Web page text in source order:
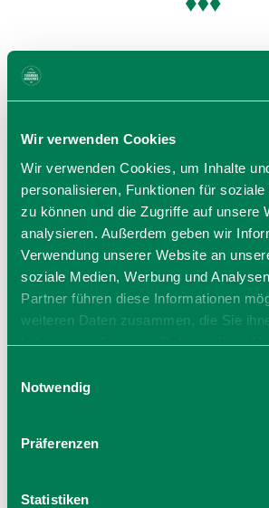
Wir verwenden Cookies
Wir verwenden Cookies, um Inhalte
personalisieren, Funktionen für soziale
zu können und die Zugriffe auf unsere
analysieren. Außerdem geben wir
Verwendung unserer Website an
soziale Medien, Werbung und
Partner führen diese Informationen
weiteren Daten zusammen, die Sie
haben oder die sie im Rahmen Ihrer
Cookies, wenn Sie unsere Webseite
Notwendig
Präferenzen
Statistiken
Schlierseer Straße 1